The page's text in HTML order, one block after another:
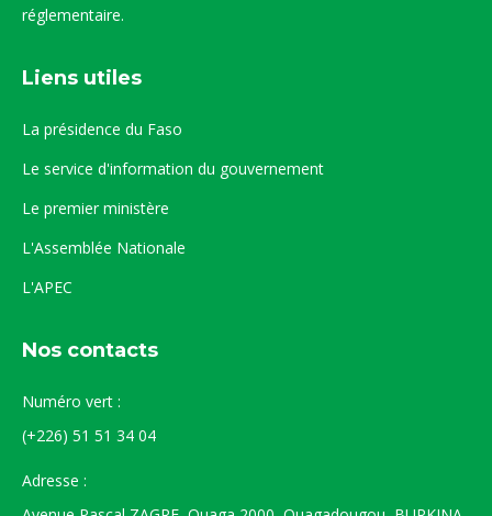
réglementaire.
Liens utiles
La présidence du Faso
Le service d'information du gouvernement
Le premier ministère
L'Assemblée Nationale
L'APEC
Nos contacts
Numéro vert :
(+226) 51 51 34 04
Adresse :